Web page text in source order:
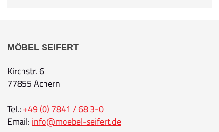
MÖBEL SEIFERT
Kirchstr. 6
77855 Achern
Tel.: +49 (0) 7841 / 68 3-0
Email: info@moebel-seifert.de